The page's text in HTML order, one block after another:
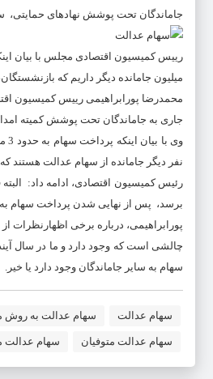
جاماندگان تحت پوشش نهادهای حمایتی،
میلیون جامانده دیگر داریم که
محمدرضا پورابراهیمی رییس کمیسیون
جاری به جاماندگان تحت پوشش کمیته
نفر دیگر جامانده از سهام عدالت هستند
رئیس کمیسیون اقتصادی، ادامه داد:
برسد، پس از نهایی شدن پرداخت سهام به
پورابراهیمی، درباره برخی
چالشی است که وجود دارد و ما در سال
سهام به سایر جاماندگان وجود دارد یا خیر.
سهام عدالت سهام عدالت به روش
سهام عدالت متوفیان سهام عدالت